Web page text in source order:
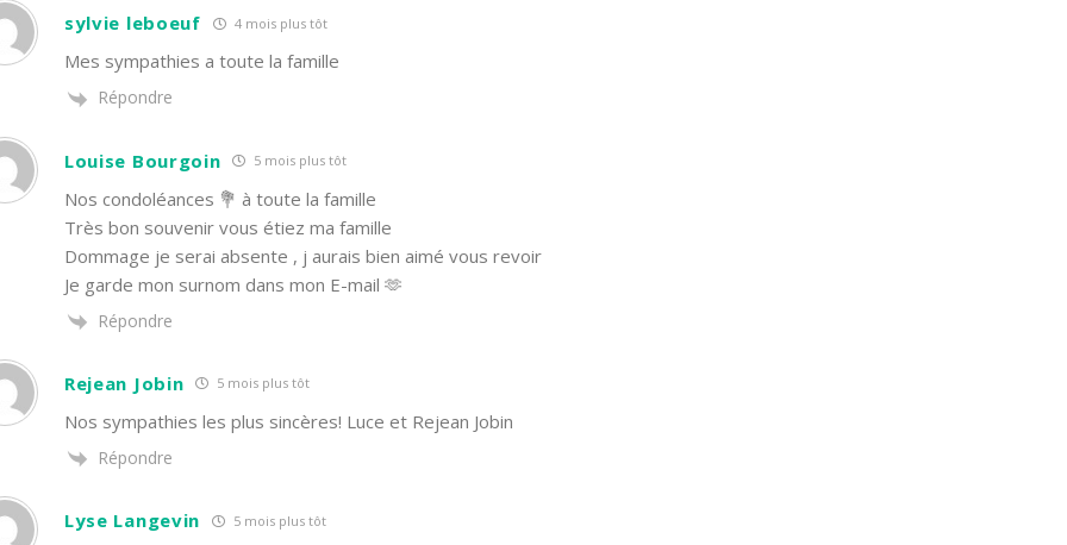
sylvie leboeuf 4 mois plus tôt
Mes sympathies a toute la famille
Répondre
Louise Bourgoin 5 mois plus tôt
Nos condoléances 💐 à toute la famille
Très bon souvenir vous étiez ma famille
Dommage je serai absente , j aurais bien aimé vous revoir
Je garde mon surnom dans mon E-mail 🫶
Répondre
Rejean Jobin 5 mois plus tôt
Nos sympathies les plus sincères! Luce et Rejean Jobin
Répondre
Lyse Langevin 5 mois plus tôt